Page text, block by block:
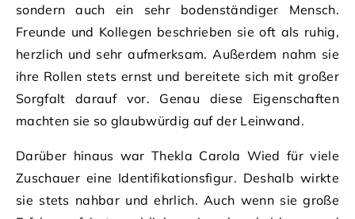
sondern auch ein sehr bodenständiger Mensch.
Freunde und Kollegen beschrieben sie oft als ruhig,
herzlich und sehr aufmerksam. Außerdem nahm sie
ihre Rollen stets ernst und bereitete sich mit großer
Sorgfalt darauf vor. Genau diese Eigenschaften
machten sie so glaubwürdig auf der Leinwand.
Darüber hinaus war Thekla Carola Wied für viele
Zuschauer eine Identifikationsfigur. Deshalb wirkte
sie stets nahbar und ehrlich. Auch wenn sie große